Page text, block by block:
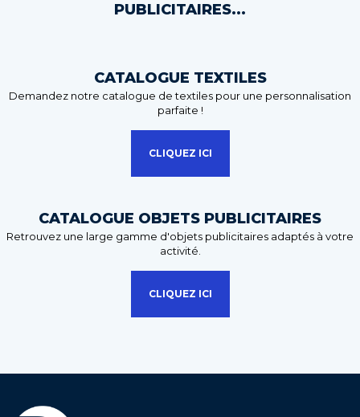
PUBLICITAIRES...
CATALOGUE TEXTILES
Demandez notre catalogue de textiles pour une personnalisation
parfaite !
CLIQUEZ ICI
CATALOGUE OBJETS PUBLICITAIRES
Retrouvez une large gamme d'objets publicitaires adaptés à votre
activité.
CLIQUEZ ICI